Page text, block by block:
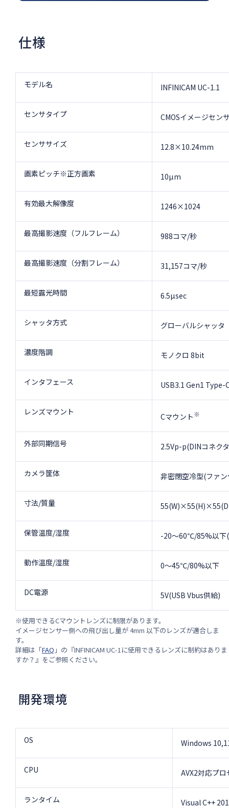
仕様
モデル名 INFINICAM UC-1.1
センサタイプ CMOSイメージセン
センササイズ 12.8×10.24mm
画素ピッチ※正方画素 10µm
有効最大解像度 1246×1024
最高撮影速度（フルフレーム） 988コマ/秒
最高撮影速度（分割フレーム） 31,157コマ/秒
最短露光時間 6.5µsec
シャッタ方式 グローバルシャッタ
濃度階調 モノクロ 8bit
インタフェース USB3.1 Gen1 Type-
レンズマウント Cマウント※
外部同期信号 2.5Vp-p(DINコネク
カメラ筐体 非密閉空冷型(ファ
寸法/質量
保管温度/湿度 -20～60℃/85%以下
動作温度/湿度 0～45℃/80%以下
DC電源 5V(USB Vbus供給)
※使用できるCマウントレンズに制限があります。
イメージセンサー側への飛び出し量が 4mm 以下のレンズが適合しま
す。
詳細は「FAQ 」の『INFINICAM UC-1に使用できるレンズに制約はありま
すか？』をご参照ください。
開発環境
OS Windows
CPU AVX2対応プ
ランタイム Visual C++